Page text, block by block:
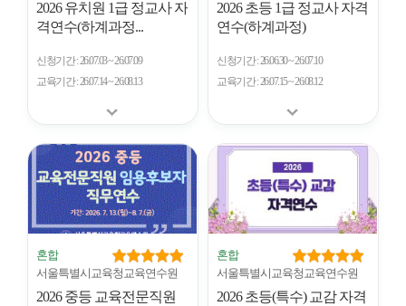
2026 유치원 1급 정교사 자
격연수(하계과정...
신청기간 26.07.03 ~ 26.07.09
교육기간 26.07.14 ~ 26.08.13
2026 초등 1급 정교사 자격
연수(하계과정)
신청기간 26.06.30 ~ 26.07.10
교육기간 26.07.15 ~ 26.08.12
혼합
서울특별시교육청교육연수원
2026 중등 교육전문직원
혼합
서울특별시교육청교육연수원
2026 초등(특수) 교감 자격